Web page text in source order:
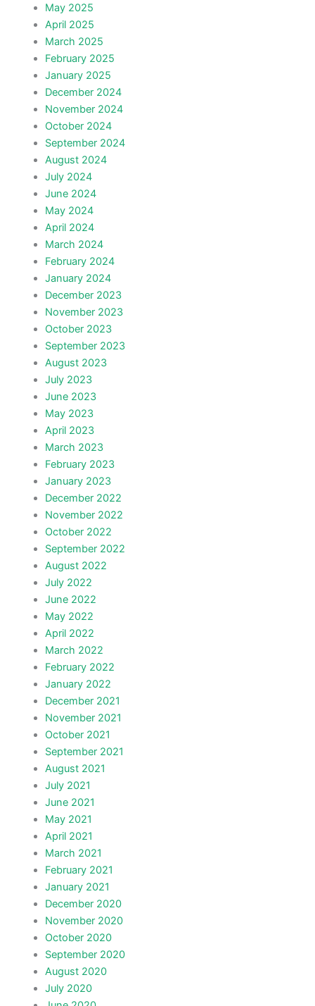
May 2025
April 2025
March 2025
February 2025
January 2025
December 2024
November 2024
October 2024
September 2024
August 2024
July 2024
June 2024
May 2024
April 2024
March 2024
February 2024
January 2024
December 2023
November 2023
October 2023
September 2023
August 2023
July 2023
June 2023
May 2023
April 2023
March 2023
February 2023
January 2023
December 2022
November 2022
October 2022
September 2022
August 2022
July 2022
June 2022
May 2022
April 2022
March 2022
February 2022
January 2022
December 2021
November 2021
October 2021
September 2021
August 2021
July 2021
June 2021
May 2021
April 2021
March 2021
February 2021
January 2021
December 2020
November 2020
October 2020
September 2020
August 2020
July 2020